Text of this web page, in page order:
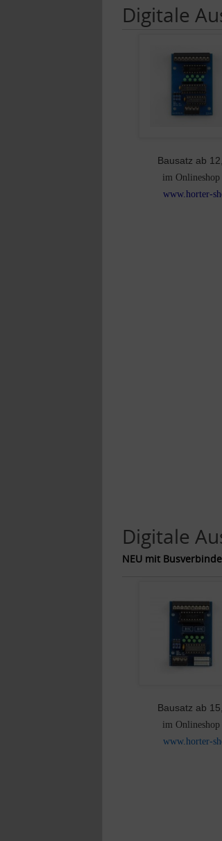
Digitale
Bausatz ab
im Onlineshop
www.horter-
Digitale
NEU mit
Bausatz ab
im Onlineshop
www.horter-